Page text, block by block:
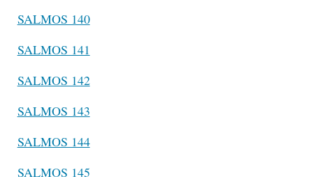
SALMOS 140
SALMOS 141
SALMOS 142
SALMOS 143
SALMOS 144
SALMOS 145